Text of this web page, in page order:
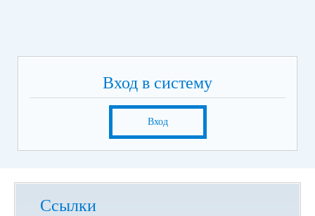
Вход в систему
Вход
Ссылки